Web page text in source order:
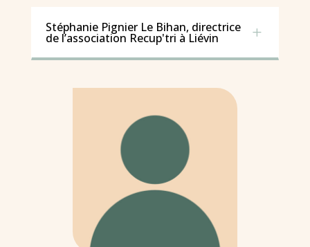
Stéphanie Pignier Le Bihan, directrice
de l’association Recup'tri à Liévin L